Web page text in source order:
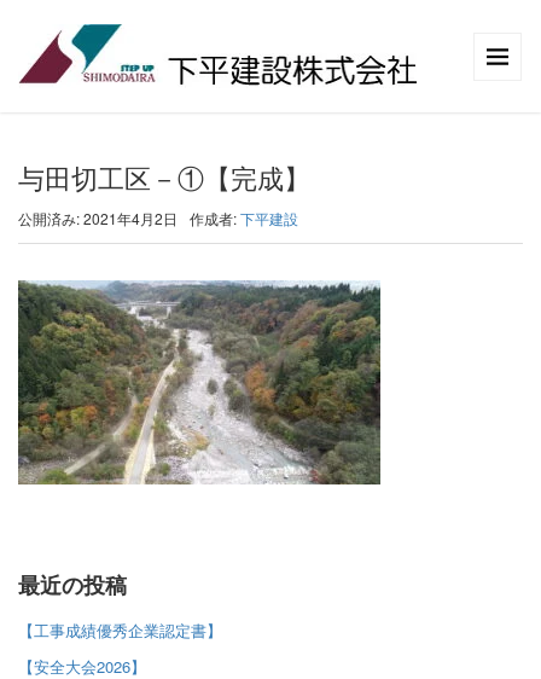
与田切工区－①【完成】
公開済み: 2021年4月2日 作成者:下平建設
最近の投稿
【工事成績優秀企業認定書】
【安全大会2026】